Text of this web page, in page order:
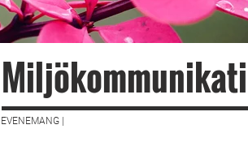
EVENEMANG |